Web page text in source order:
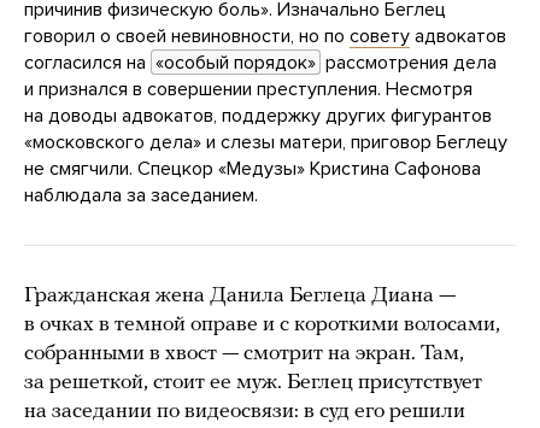
причинив физическую боль». Изначально Беглец
говорил о своей невиновности, но по совету адвокатов
согласился на «особый порядок» рассмотрения дела
и признался в совершении преступления. Несмотря
на доводы адвокатов, поддержку других фигурантов
«московского дела» и слезы матери, приговор Беглецу
не смягчили. Спецкор «Медузы» Кристина Сафонова
наблюдала за заседанием.
Гражданская жена Данила Беглеца Диана —
в очках в темной оправе и с короткими волосами,
собранными в хвост — смотрит на экран. Там,
за решеткой, стоит ее муж. Беглец присутствует
на заседании по видеосвязи: в суд его решили